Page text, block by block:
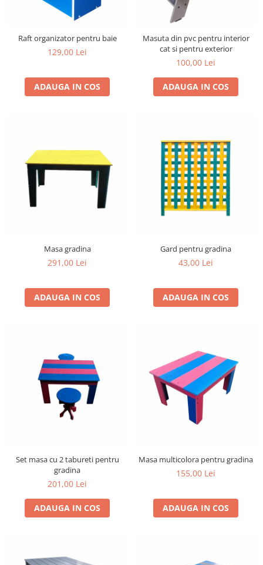
Raft organizator pentru baie
129,00 Lei
ADAUGA IN COS
Masuta din pvc pentru interior
cat si pentru exterior
100,00 Lei
ADAUGA IN COS
Masa gradina
291,00 Lei
ADAUGA IN COS
Gard pentru gradina
43,00 Lei
ADAUGA IN COS
Set masa cu 2 tabureti pentru
gradina
201,00 Lei
ADAUGA IN COS
Masa multicolora pentru gradina
155,00 Lei
ADAUGA IN COS